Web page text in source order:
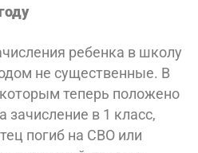
ребенка в школу
не существенные. В
теперь положено
зачисление в 1 класс,
погиб на СВО или